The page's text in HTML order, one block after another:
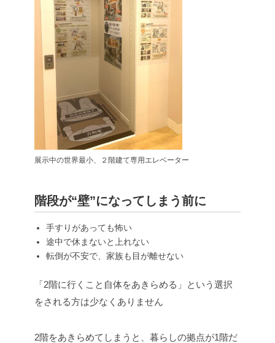
展示中の世界最小、２階建て専用エレベーター
階段が“壁”になってしまう前に
手すりがあっても怖い
途中で休まないと上れない
転倒が不安で、家族も目が離せない
「2階に行くこと自体をあきらめる」という選択
をされる方は少なくありません
2階をあきらめてしまうと、暮らしの拠点が1階だ